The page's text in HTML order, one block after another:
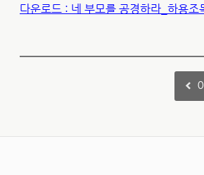
다운로드 : 네 부모를 공경하라_하용조